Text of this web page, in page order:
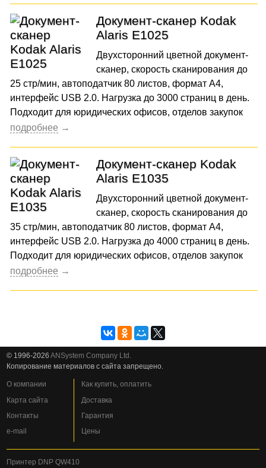
Документ-сканер Kodak
Alaris E1025
Двухсторонний цветной документ-
сканер, скорость сканирования до
25 стр/мин, автоподатчик 80 листов, формат А4,
интерфейс USB 2.0. Нагрузка до 3000 страниц в день.
Подходит для юридических офисов, отделов закупок
Документ-сканер Kodak
Alaris E1035
Двухсторонний цветной документ-
сканер, скорость сканирования до
35 стр/мин, автоподатчик 80 листов, формат А4,
интерфейс USB 2.0. Нагрузка до 4000 страниц в день.
Подходит для юридических офисов, отделов закупок
© 1996-2026ANSystem Company Ltd.
Копирование материалов с сайта запрещено.
О компании
Карта сайта
Контакты
e-mail
Как купить, оплатить
Доставка
Гарантия
Цены
Принтер DNP QW410